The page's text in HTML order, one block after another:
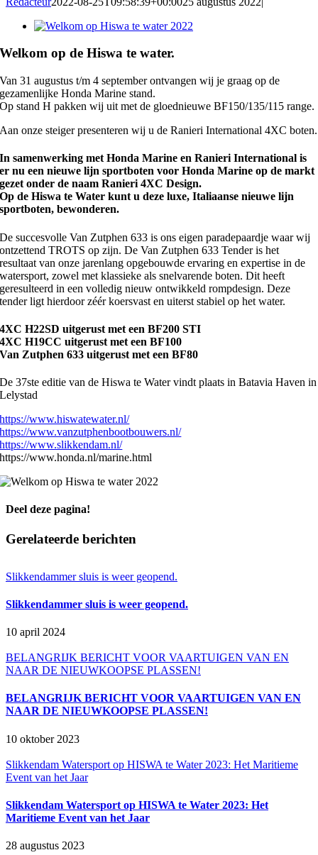
Bekijk
afbeelding
Welkom op de Hiswa te water.
Van 31 augustus t/m 4 september ontvangen wij je graag op de
gezamenlijke Honda Marine stand.
Op stand H pakken wij uit met de gloednieuwe BF150/135/115 range.
Aan onze steiger presenteren wij u de Ranieri International 4XC boten.
In samenwerking met Honda Marine en Ranieri International is
er nu een nieuwe lijn sportboten voor Honda Marine op de markt
gezet onder de naam Ranieri 4XC Design.
Op de Hiswa te Water kunt u deze luxe, Italiaanse nieuwe lijn
sportboten, bewonderen.
De succesvolle Van Zutphen 633 is ons eigen paradepaardje waar wij
ontzettend TROTS op zijn.De Van Zutphen 633 Tender is het
resultaat van onze jarenlang opgebouwde ervaring en expertise in de
watersport, zowel met klassieke als snelvarende boten. Dit heeft
geresulteerd in een volledig nieuw ontwikkeld rompdesign. Deze
tender ligt hierdoor zéér koersvast en uiterst stabiel op het water.
4XC H22SD uitgerust met een BF200 STI
4XC H19CC uitgerust met een BF100
Van Zutphen 633 uitgerust met een BF80
De 37ste editie van de Hiswa te Water vindt plaats in Batavia Haven in
Lelystad
https://www.hiswatewater.nl/
https://www.vanzutphenbootbouwers.nl/
https://www.slikkendam.nl/
https://www.honda.nl/marine.html
Deel deze pagina!
Facebook
X
LinkedIn
WhatsApp
E-
Gerelateerde berichten
Slikkendammer sluis is weer geopend.
Slikkendammer sluis is weer geopend.
10 april 2024
BELANGRIJK BERICHT VOOR VAARTUIGEN VAN EN
NAAR DE NIEUWKOOPSE PLASSEN!
BELANGRIJK BERICHT VOOR VAARTUIGEN VAN EN
NAAR DE NIEUWKOOPSE PLASSEN!
10 oktober 2023
Slikkendam Watersport op HISWA te Water 2023: Het Maritieme
Event van het Jaar
Slikkendam Watersport op HISWA te Water 2023: Het
Maritieme Event van het Jaar
28 augustus 2023